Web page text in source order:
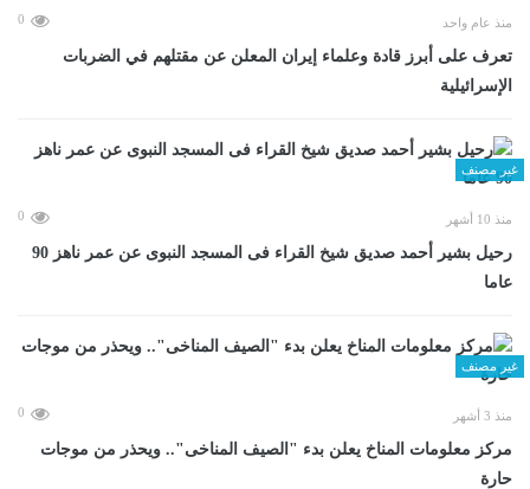
منذ عام واحد 0
تعرف على أبرز قادة وعلماء إيران المعلن عن مقتلهم في الضربات
الإسرائيلية
غير مصنف
منذ 10 أشهر 0
رحيل بشير أحمد صديق شيخ القراء فى المسجد النبوى عن عمر ناهز 90
عاما
غير مصنف
منذ 3 أشهر 0
مركز معلومات المناخ يعلن بدء "الصيف المناخى".. ويحذر من موجات
حارة